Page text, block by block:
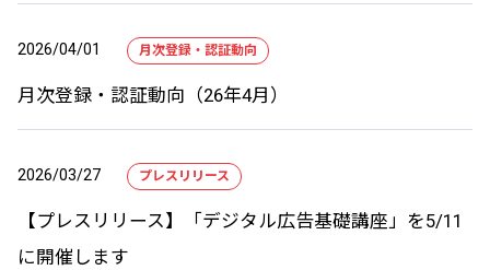
2026/04/01 月次登録・認証動向
月次登録・認証動向（26年4月）
2026/03/27 プレスリリース
【プレスリリース】「デジタル広告基礎講座」を5/11
に開催します